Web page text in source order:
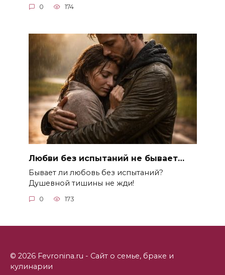
0 174
Любви без испытаний не бывает…
Бывает ли любовь без испытаний?
Душевной тишины не жди!
0 173
© 2026 Fevronina.ru - Сайт о семье, браке и
кулинарии